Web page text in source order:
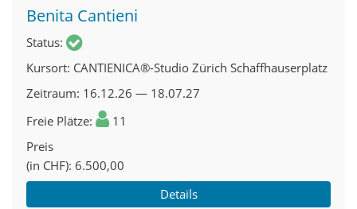
Benita Cantieni
Status
Kursort CANTIENICA®-Studio Zürich Schaffhauserplatz
Zeitraum 16.12.26 — 18.07.27
Freie Plätze
11
Preis
(in CHF) 6.500,00
Details